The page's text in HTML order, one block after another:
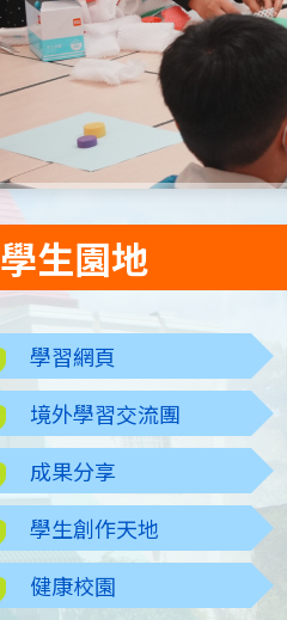
學生園地
學習網頁
境外學習交流團
成果分享
學生創作天地
健康校園